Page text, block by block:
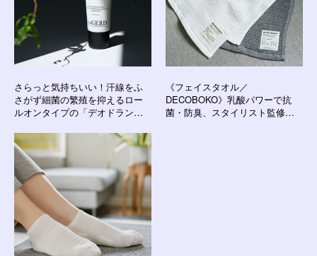
さらっと気持ちいい！汗線をふ
さがず細菌の繁殖を抑えるロー
ルオンタイプの「デオドラント
Care of Gerd
《フェイスタオル／
DECOBOKO》乳酸パワーで抗
菌・防臭、スタイリスト監修の